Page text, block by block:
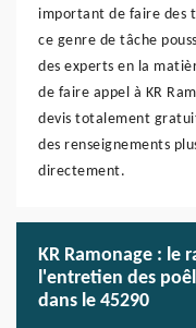
important de faire des
ce genre de tâche
des experts en la
de faire appel à KR
devis totalement
des renseignements
directement.
KR Ramonage : le
l'entretien des
dans le 45290